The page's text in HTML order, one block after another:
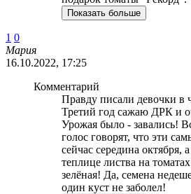
Показать больше
1 0
Мария
16.10.2022, 17:25
Комментарий
Правду писали девочки в
Третий год сажаю ДРК и
Урожая было - завались!
голос говорят, что эти
сейчас середина октября,
теплице листва на
зелёная! Да, семена
один куст не заболел!